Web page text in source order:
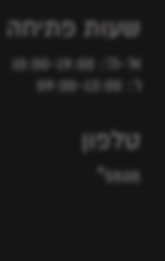
שעות פתיחה
א'-ה': 10:00-19:00
ו': 09:00-13:00
טלפון
5808*